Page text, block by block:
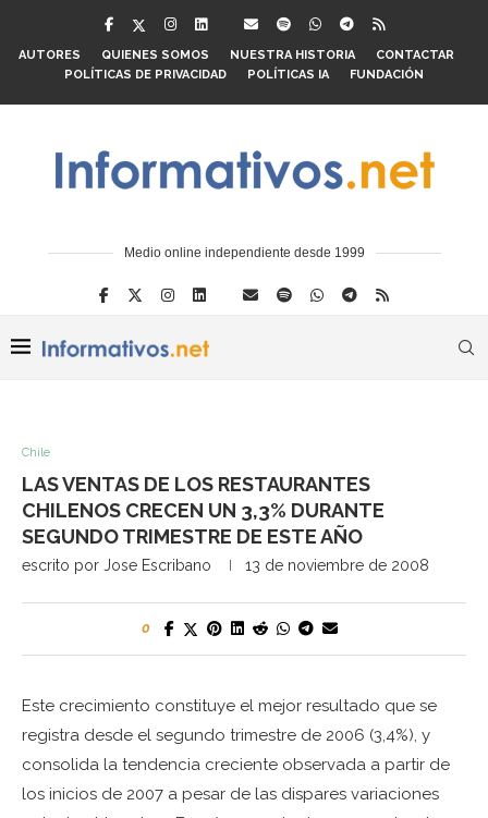
AUTORES QUIENES SOMOS NUESTRA HISTORIA
CONTACTAR
POLÍTICAS DE PRIVACIDAD
POLÍTICAS IA FUNDACIÓN
Medio online independiente desde 1999
Chile
LAS VENTAS DE LOS RESTAURANTES
CHILENOS CRECEN UN 3,3% DURANTE
SEGUNDO TRIMESTRE DE ESTE AÑO
escrito por Jose Escribano 13 de noviembre de 2008
0
Este crecimiento constituye el mejor resultado que se
registra desde el segundo trimestre de 2006 (3,4%), y
consolida la tendencia creciente observada a partir de
los inicios de 2007 a pesar de las dispares variaciones